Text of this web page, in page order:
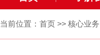
当前位置： 首页 >> 核心业务